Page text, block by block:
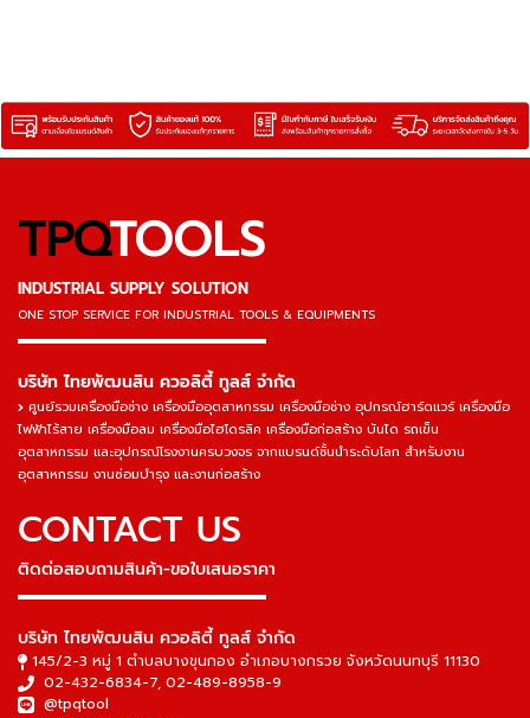
TPQTOOLS
INDUSTRIAL SUPPLY SOLUTION
ONE STOP SERVICE FOR INDUSTRIAL TOOLS & EQUIPMENTS
▬▬▬▬▬▬▬▬▬▬▬▬▬▬▬
บริษัท ไทยพัฒนสิน ควอลิตี้ ทูลส์ จำกัด
ศูนย์รวมเครื่องมือช่าง เครื่องมืออุตสาหกรรม เครื่องมือช่าง อุปกรณ์ฮาร์ดแวร์ เครื่องมือ
ไฟฟ้าไร้สาย เครื่องมือลม เครื่องมือไฮโดรลิค เครื่องมือก่อสร้าง บันได รถเข็น
อุตสาหกรรม และอุปกรณ์โรงงานครบวงจร จากแบรนด์ชั้นนำระดับโลก สำหรับงาน
อุตสาหกรรม งานซ่อมบำรุง และงานก่อสร้าง
CONTACT US
ติดต่อสอบถามสินค้า-ขอใบเสนอราคา
▬▬▬▬▬▬▬▬▬▬▬▬▬▬▬
บริษัท ไทยพัฒนสิน ควอลิตี้ ทูลส์ จำกัด
145/2-3 หมู่ 1 ตำบลบางขุนกอง อำเภอบางกรวย จังหวัดนนทบุรี 11130
02-432-6834-7, 02-489-8958-9
@tpqtool